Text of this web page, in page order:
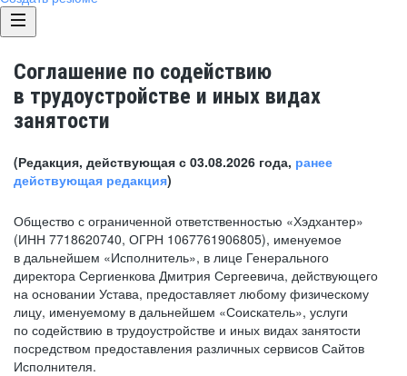
Соглашение по содействию
в трудоустройстве и иных видах
занятости
(Редакция, действующая с 03.08.2026 года, ранее
действующая редакция)
Общество с ограниченной ответственностью «Хэдхантер»
(ИНН 7718620740, ОГРН 1067761906805), именуемое
в дальнейшем «Исполнитель», в лице Генерального
директора Сергиенкова Дмитрия Сергеевича, действующего
на основании Устава, предоставляет любому физическому
лицу, именуемому в дальнейшем «Соискатель», услуги
по содействию в трудоустройстве и иных видах занятости
посредством предоставления различных сервисов Сайтов
Исполнителя.